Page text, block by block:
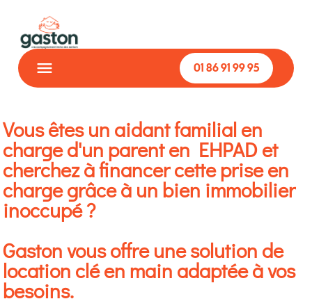
01 86 91 99 95
Vous êtes un aidant familial en
charge d'un parent en EHPAD et
cherchez à financer cette prise en
charge grâce à un bien immobilier
inoccupé ?
Gaston vous offre une solution de
location clé en main adaptée à vos
besoins.